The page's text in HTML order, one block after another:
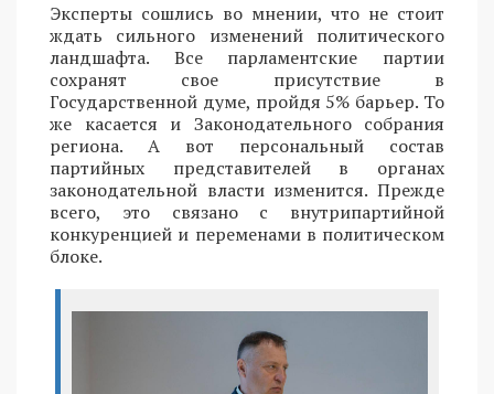
Эксперты сошлись во мнении, что не стоит
ждать сильного изменений политического
ландшафта. Все парламентские партии
сохранят свое присутствие в
Государственной думе, пройдя 5% барьер. То
же касается и Законодательного собрания
региона. А вот персональный состав
партийных представителей в органах
законодательной власти изменится. Прежде
всего, это связано с внутрипартийной
конкуренцией и переменами в политическом
блоке.